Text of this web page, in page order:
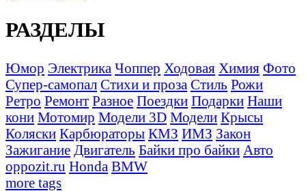
РАЗДЕЛЫ
Юмор Электрика Чоппер Ходовая Химия Фото
Супер-самопал Стихи и проза Стиль Рожи
Ретро Ремонт Разное Поездки Подарки Наши
кони Мотомир Модели 3D Модели Крысы
Коляски Карбюраторы КМЗ ИМЗ Закон
Зажигание Двигатель Байки про байки Авто
oppozit.ru Honda BMW
more tags